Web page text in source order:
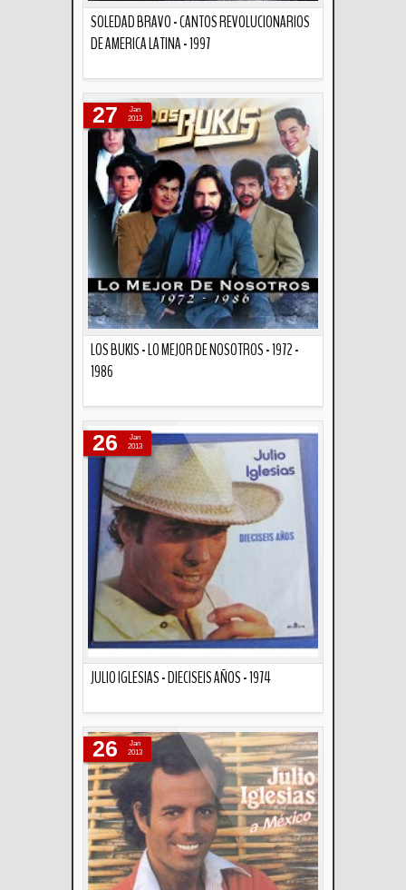
SOLEDAD BRAVO - CANTOS REVOLUCIONARIOS
DE AMERICA LATINA - 1997
LOS BUKIS - LO MEJOR DE NOSOTROS - 1972 -
1986
27
Jan
2013
JULIO IGLESIAS - DIECISEIS AÑOS - 1974
26
Jan
2013
26
Jan
2013